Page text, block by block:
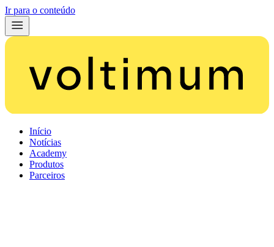
Ir para o conteúdo
Início
Notícias
Academy
Produtos
Parceiros